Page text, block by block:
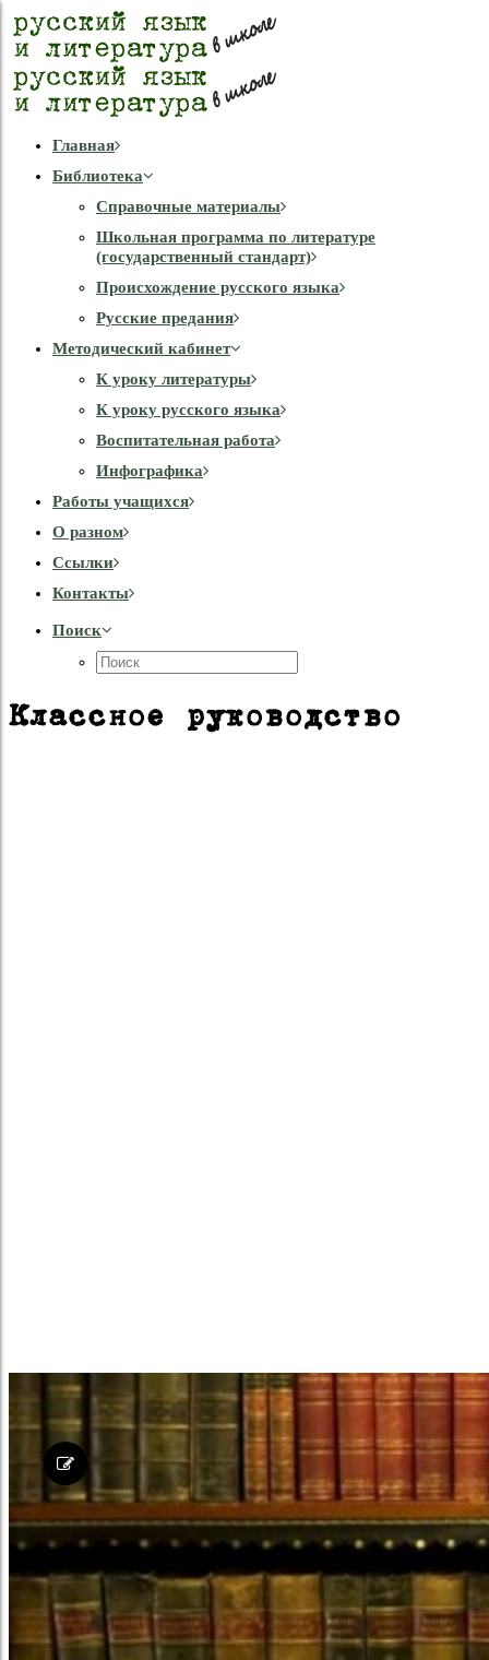
Главная
Библиотека
Справочные материалы
Школьная программа по литературе
(государственный стандарт)
Происхождение русского языка
Русские предания
Методический кабинет
К уроку литературы
К уроку русского языка
Воспитательная работа
Инфографика
Работы учащихся
О разном
Cсылки
Контакты
Поиск
Классное руководство